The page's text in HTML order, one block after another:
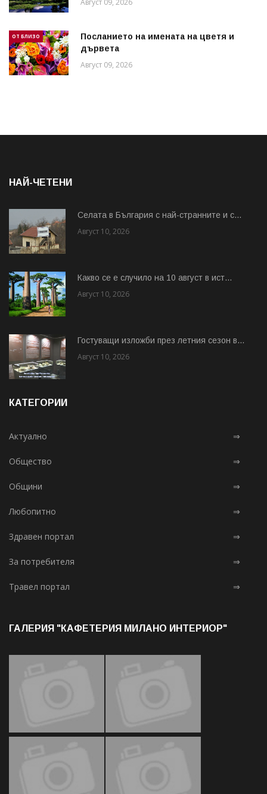
ОТ БЛИЗО
Посланието на имената на цветя и
дървета
Август 09, 2026
НАЙ-ЧЕТЕНИ
Cелата в България с най-странните и с...
Август 10, 2026
Какво се е случило на 10 август в ист...
Август 10, 2026
Гостуващи изложби през летния сезон в...
Август 10, 2026
КАТЕГОРИИ
Актуално ⇒
Общество ⇒
Общини ⇒
Любопитно ⇒
Здравен портал ⇒
За потребителя ⇒
Травел портал ⇒
ГАЛЕРИЯ "КАФЕТЕРИЯ МИЛАНО ИНТЕРИОР"